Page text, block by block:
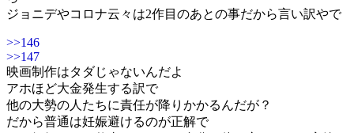
ジョニデやコロナ云々は2作目のあとの事だから言い訳やで
>>146
>>147
映画制作はタダじゃないんだよ
アホほど大金発生する訳で
他の大勢の人たちに責任が降りかかるんだが？
だから普通は妊娠避けるのが正解で